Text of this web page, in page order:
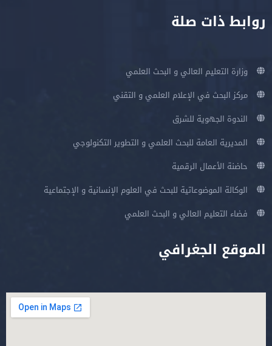
روابط ذات صلة
وزارة التعليم العالي و البحث العلمي
مركز البحث في الإعلام العلمي و التقني
الندوة الجهوية للشرق
المديرية العامة للبحث العلمي و التطوير التكنولوجي
حاضنة الأعمال الرقمية
الوكالة الموضوعاتية للبحث في العلوم الإنسانية و الإجتماعية
فضاء التعليم العالي و البحث العلمي
الموقع الجغرافي